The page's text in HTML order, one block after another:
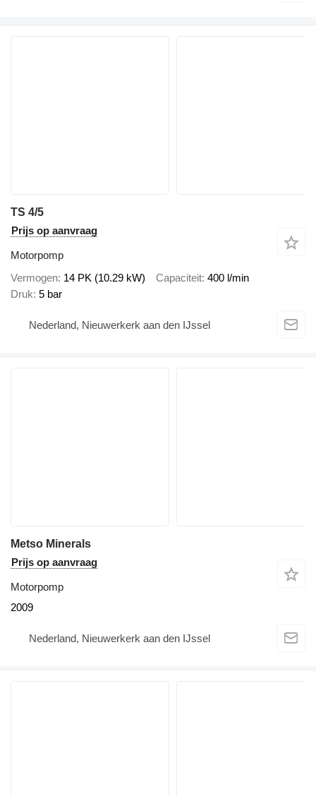
TS 4/5
Prijs op aanvraag
Motorpomp
Vermogen 14 PK (10.29 kW) Capaciteit 400 l/min
Druk 5 bar
Nederland, Nieuwerkerk aan den IJssel
Metso Minerals
Prijs op aanvraag
Motorpomp
2009
Nederland, Nieuwerkerk aan den IJssel